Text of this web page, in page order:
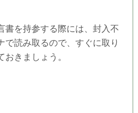
書を持参する際には、封入不
で読み取るので、すぐに取り
きましょう。